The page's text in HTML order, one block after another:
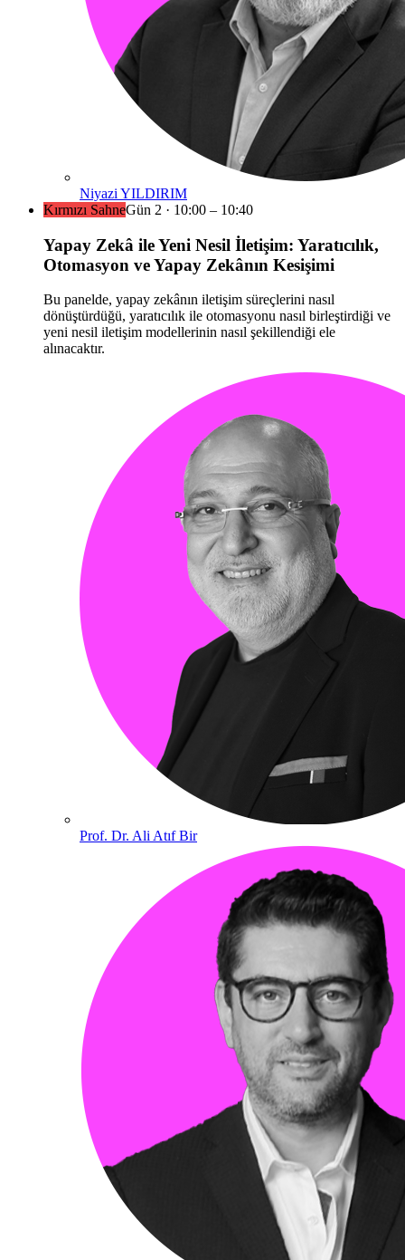
Niyazi YILDIRIM
Kırmızı SahneGün 2 · 10:00 – 10:40
Yapay Zekâ ile Yeni Nesil İletişim: Yaratıcılık,
Otomasyon ve Yapay Zekânın Kesişimi
Bu panelde, yapay zekânın iletişim süreçlerini nasıl
dönüştürdüğü, yaratıcılık ile otomasyonu nasıl birleştirdiği ve
yeni nesil iletişim modellerinin nasıl şekillendiği ele
alınacaktır.
Prof. Dr. Ali Atıf Bir